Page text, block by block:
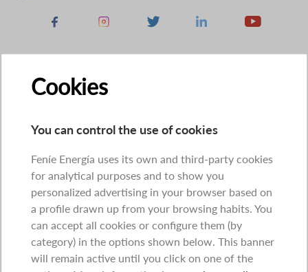
Facebook Instagram X Linkedin Youtube
Cookies
You can control the use of cookies
Feníe Energía uses its own and third-party cookies
for analytical purposes and to show you
personalized advertising in your browser based on
a profile drawn up from your browsing habits. You
can accept all cookies or configure them (by
category) in the options shown below. This banner
will remain active until you click on one of the